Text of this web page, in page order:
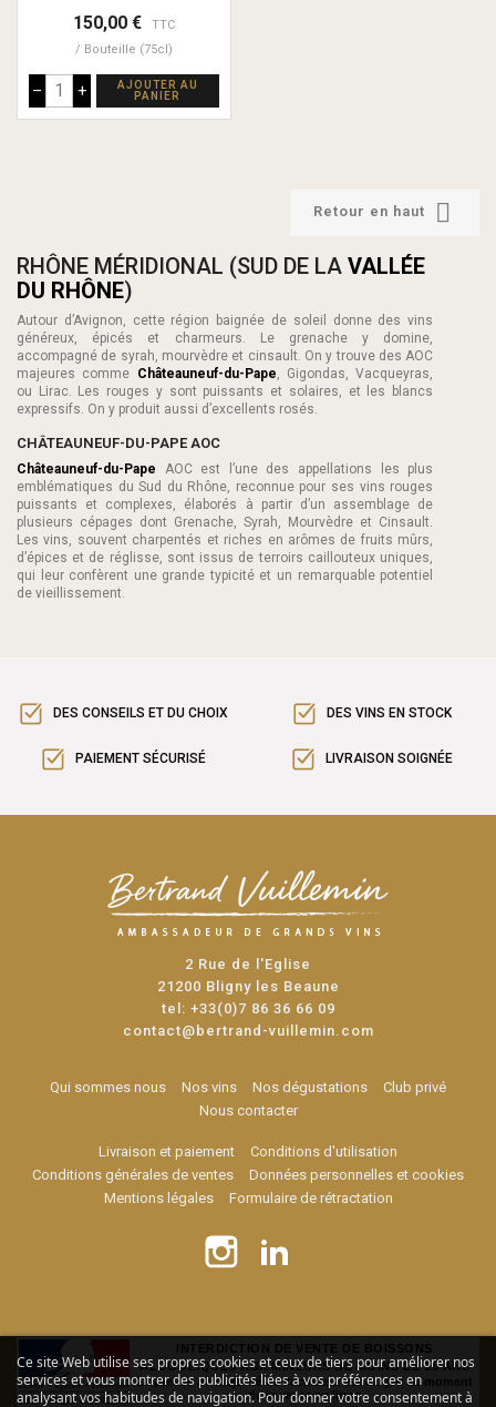
150,00 €
TTC
Bouteille (75cl)
– +
AJOUTER AU
PANIER
Retour en haut 
RHÔNE MÉRIDIONAL (SUD DE LA VALLÉE
DU RHÔNE)
Autour d’Avignon, cette région baignée de soleil donne des vins
généreux, épicés et charmeurs. Le grenache y domine,
accompagné de syrah, mourvèdre et cinsault. On y trouve des AOC
majeures comme Châteauneuf-du-Pape, Gigondas, Vacqueyras,
ou Lirac. Les rouges y sont puissants et solaires, et les blancs
expressifs. On y produit aussi d’excellents rosés.
CHÂTEAUNEUF-DU-PAPE AOC
Châteauneuf-du-Pape AOC est l’une des appellations les plus
emblématiques du Sud du Rhône, reconnue pour ses vins rouges
puissants et complexes, élaborés à partir d’un assemblage de
plusieurs cépages dont Grenache, Syrah, Mourvèdre et Cinsault.
Les vins, souvent charpentés et riches en arômes de fruits mûrs,
d’épices et de réglisse, sont issus de terroirs caillouteux uniques,
qui leur confèrent une grande typicité et un remarquable potentiel
de vieillissement.
DES CONSEILS ET DU CHOIX DES VINS EN STOCK
PAIEMENT SÉCURISÉ LIVRAISON SOIGNÉE
Ce site Web utilise ses propres cookies et ceux de tiers pour améliorer nos
services et vous montrer des publicités liées à vos préférences en
analysant vos habitudes de navigation. Pour donner votre consentement à
2 Rue de l'Eglise
21200 Bligny les Beaune
tel: +33(0)7 86 36 66 09
contact@bertrand-vuillemin.com
Qui sommes nous Nos vins Nos dégustations
Club privé
Nous contacter
Livraison et paiement
Conditions d'utilisation
Conditions générales de ventes
Données personnelles et cookies
Mentions légales
Formulaire de rétractation
INTERDICTION DE VENTE DE BOISSONS
ALCOOLIQUES AUX MINEURS DE MOINS DE 18 ANS
La preuve de majorité de l'acheteur est exigée au moment
de la vente en ligne